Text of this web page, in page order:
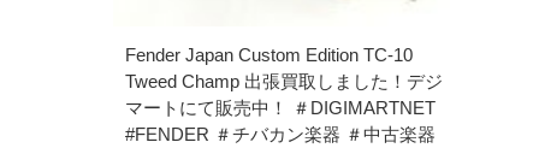
Fender Japan Custom Edition TC-10
Tweed Champ 出張買取しました！デジ
マートにて販売中！ ＃DIGIMARTNET
#FENDER ＃チバカン楽器 ＃中古楽器